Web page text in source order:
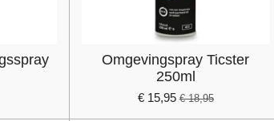
Omgevingspray Ticster
250ml
€ 15,95 € 18,95